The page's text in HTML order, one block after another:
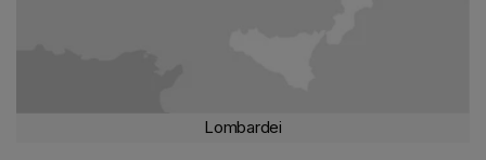
Anwendung strenger Produktionsnormen erhielt die Franciacorta
Lombardei